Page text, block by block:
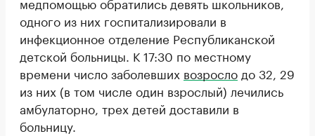
одного из них госпитализировали в
инфекционное отделение Республиканской
детской больницы. К 17:30 по местному
времени число заболевших возросло до 32, 29
из них (в том числе один взрослый) лечились
амбулаторно, трех детей доставили в
больницу.